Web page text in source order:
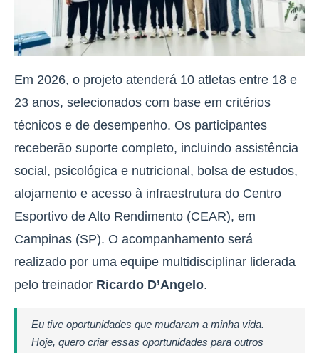
Em 2026, o projeto atenderá 10 atletas entre 18 e
23 anos, selecionados com base em critérios
técnicos e de desempenho. Os participantes
receberão suporte completo, incluindo assistência
social, psicológica e nutricional, bolsa de estudos,
alojamento e acesso à infraestrutura do Centro
Esportivo de Alto Rendimento (CEAR), em
Campinas (SP). O acompanhamento será
realizado por uma equipe multidisciplinar liderada
pelo treinador Ricardo D’Angelo.
Eu tive oportunidades que mudaram a minha vida.
Hoje, quero criar essas oportunidades para outros